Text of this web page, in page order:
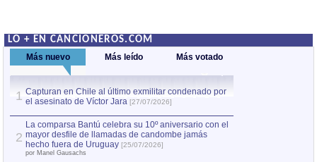
LO + EN CANCIONEROS.COM
Más nuevo Más leído Más votado
1 Capturan en Chile al último exmilitar condenado por
el asesinato de Víctor Jara [27/07/2026]
2
La comparsa Bantú celebra su 10º aniversario con el
mayor desfile de llamadas de candombe jamás
hecho fuera de Uruguay [25/07/2026]
por Manel Gausachs